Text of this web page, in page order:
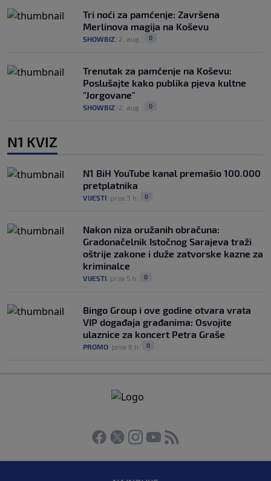
Tri noći za pamćenje: Završena
Merlinova magija na Koševu
SHOWBIZ 2. aug. 0
Trenutak za pamćenje na Koševu:
Poslušajte kako publika pjeva kultne
"Jorgovane"
SHOWBIZ 2. aug. 0
N1 KVIZ
N1 BiH YouTube kanal premašio 100.000
pretplatnika
VIJESTI prije 3 h 0
Nakon niza oružanih obračuna:
Gradonačelnik Istočnog Sarajeva traži
oštrije zakone i duže zatvorske kazne za
kriminalce
VIJESTI prije 5 h 0
Bingo Group i ove godine otvara vrata
VIP događaja građanima: Osvojite
ulaznice za koncert Petra Graše
PROMO prije 6 h 0